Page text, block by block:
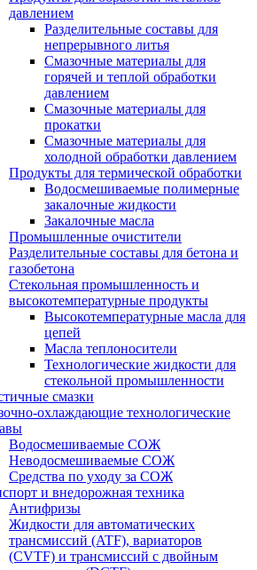
давлением
Разделительные составы для
непрерывного литья
Смазочные материалы для
горячей и теплой обработки
давлением
Смазочные материалы для
прокатки
Смазочные материалы для
холодной обработки давлением
Продукты для термической обработки
Водосмешиваемые полимерные
закалочные жидкости
Закалочные масла
Промышленные очистители
Разделительные составы для бетона и
газобетона
Стекольная промышленность и
высокотемпературные продукты
Высокотемпературные масла для
цепей
Масла теплоносители
Технологические жидкости для
стекольной промышленности
смазки
охлаждающие технологические
Водосмешиваемые СОЖ
Неводосмешиваемые СОЖ
Средства по уходу за СОЖ
и внедорожная техника
Антифризы
Жидкости для автоматических
трансмиссий (ATF), вариаторов
(CVTF) и трансмиссий с двойным